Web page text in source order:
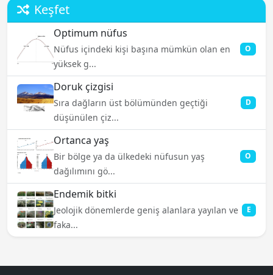
Keşfet
Optimum nüfus
Nüfus içindeki kişi başına mümkün olan en
yüksek g...
O
Doruk çizgisi
Sıra dağların üst bölümünden geçtiği
düşünülen çiz...
D
Ortanca yaş
Bir bölge ya da ülkedeki nüfusun yaş
dağılımını gö...
O
Endemik bitki
Jeolojik dönemlerde geniş alanlara yayılan ve
faka...
E